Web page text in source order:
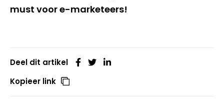
must voor e-marketeers!
Deel dit artikel
Kopieer link